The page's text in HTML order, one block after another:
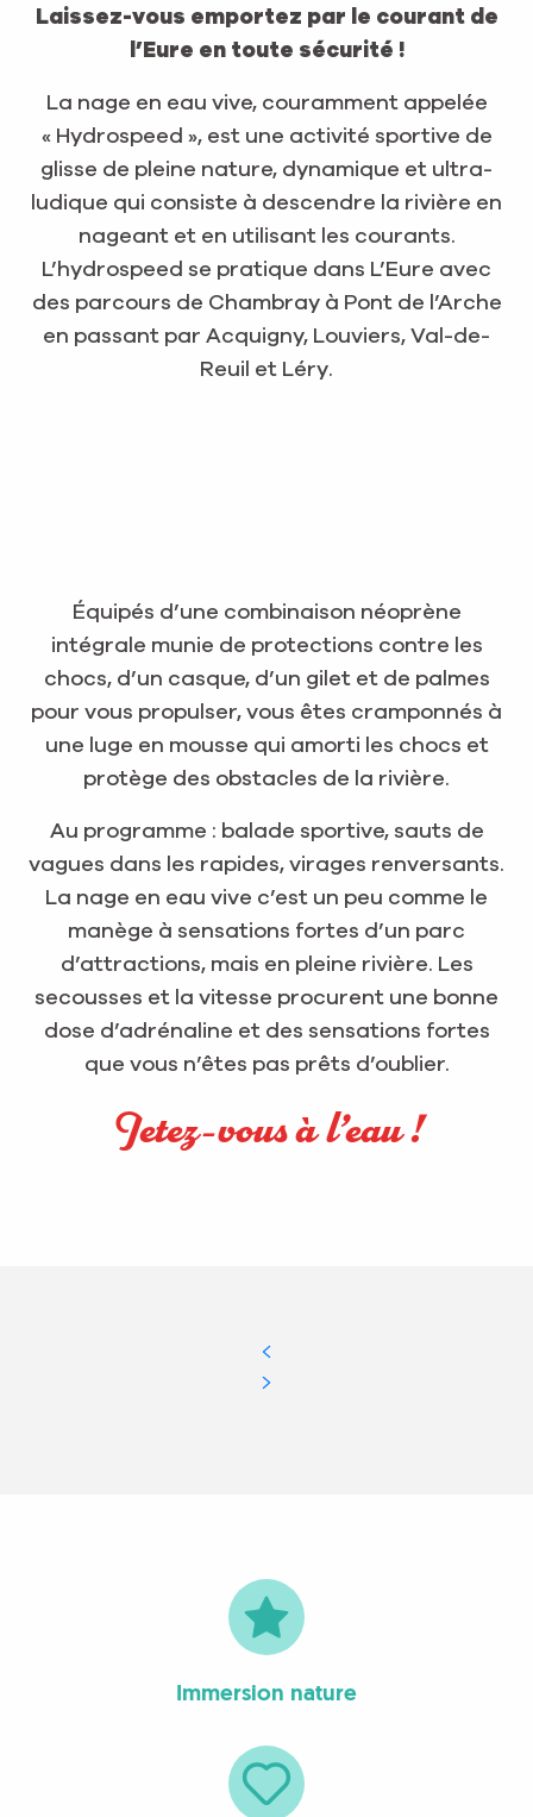
Laissez-vous emportez par le courant de
l’Eure en toute sécurité !
La nage en eau vive, couramment appelée
« Hydrospeed », est une activité sportive de
glisse de pleine nature, dynamique et ultra-
ludique qui consiste à descendre la rivière en
nageant et en utilisant les courants.
L’hydrospeed se pratique dans L’Eure avec
des parcours de Chambray à Pont de l’Arche
en passant par Acquigny, Louviers, Val-de-
Reuil et Léry.
Équipés d’une combinaison néoprène
intégrale munie de protections contre les
chocs, d’un casque, d’un gilet et de palmes
pour vous propulser, vous êtes cramponnés à
une luge en mousse qui amorti les chocs et
protège des obstacles de la rivière.
Au programme : balade sportive, sauts de
vagues dans les rapides, virages renversants.
La nage en eau vive c’est un peu comme le
manège à sensations fortes d’un parc
d’attractions, mais en pleine rivière. Les
secousses et la vitesse procurent une bonne
dose d’adrénaline et des sensations fortes
que vous n’êtes pas prêts d’oublier.
Jetez-vous à l’eau !
Immersion nature